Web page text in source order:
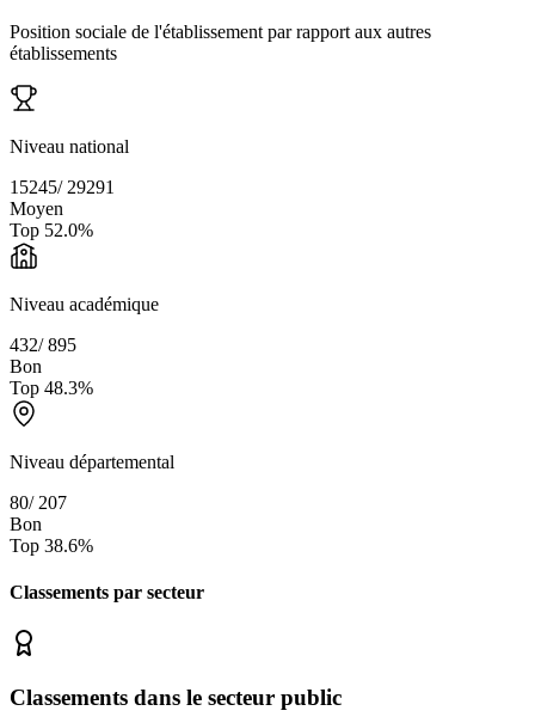
Position sociale de l'établissement par rapport aux autres
établissements
Niveau national
15245/ 29291
Moyen
Top 52.0%
Niveau académique
432/895
Bon
Top 48.3%
Niveau départemental
80/ 207
Bon
Top 38.6%
Classements par secteur
Classements dans le secteur public